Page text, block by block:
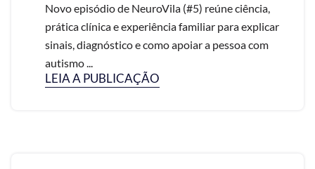
Novo episódio de NeuroVila (#5) reúne ciência,
prática clínica e experiência familiar para explicar
sinais, diagnóstico e como apoiar a pessoa com
autismo ...
LEIA A PUBLICAÇÃO